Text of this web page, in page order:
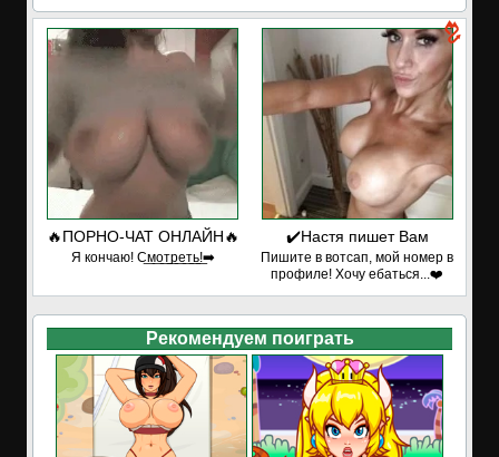
🔥ПОРНО-ЧАТ ОНЛАЙН🔥
Я кончаю! С͟м͟о͟т͟р͟е͟т͟ь͟!➡️
✔️Настя пишет Вам
Пишите в вотсап, мой номер в
профиле! Хочу ебаться...❤️
Рекомендуем поиграть